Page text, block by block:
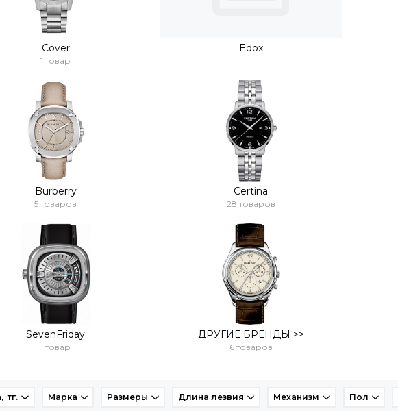
Cover
1 товар
Edox
Burberry
5 товаров
Certina
28 товаров
SevenFriday
1 товар
ДРУГИЕ БРЕНДЫ >>
6 товаров
тг. Марка Размеры Длина лезвия Механизм Пол